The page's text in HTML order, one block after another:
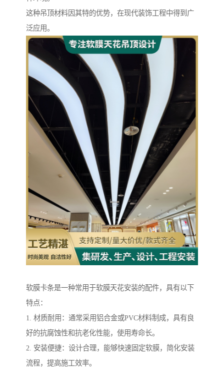
这种吊顶材料因其特的优势，在现代装饰工程中得到广
泛应用。
软膜卡条是一种常用于软膜天花安装的配件，具有以下
特点：
1. 材质耐用：通常采用铝合金或PVC材料制成，具有良
好的抗腐蚀性和抗老化性能，使用寿命长。
2. 安装便捷：设计合理，能够快速固定软膜，简化安装
流程，提高施工效率。